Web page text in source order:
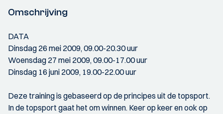
Omschrijving
DATA
Dinsdag 26 mei 2009, 09.00-20.30 uur
Woensdag 27 mei 2009, 09.00-17.00 uur
Dinsdag 16 juni 2009, 19.00-22.00 uur
Deze training is gebaseerd op de principes uit de topsport.
In de topsport gaat het om winnen. Keer op keer en ook op